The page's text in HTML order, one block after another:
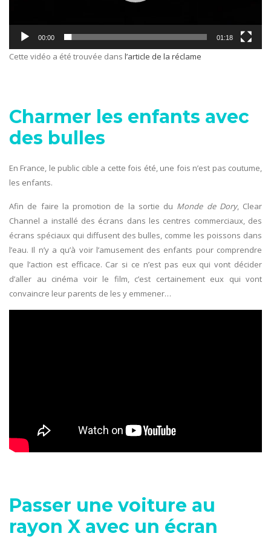
00:00 01:18
Cette vidéo a été trouvée dans l’article de la réclame
Charmer les enfants avec
des bulles
En France, le public cible a cette fois été, une fois n’est pas coutume,
les enfants.
Afin de faire la promotion de la sortie du Monde de Dory, Clear
Channel a installé des écrans dans les centres commerciaux, des
écrans spéciaux qui diffusent des bulles, comme les poissons dans
l’eau. Il n’y a qu’à voir l’amusement des enfants pour comprendre
que l’action est efficace. Car si ce n’est pas eux qui vont décider
d’aller au cinéma voir le film, c’est certainement eux qui vont
convaincre leur parents de les y emmener…
Passer une voiture au
rayon X avec un écran